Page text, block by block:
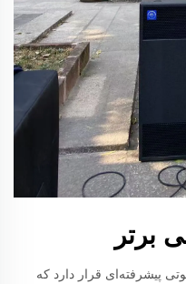
برتر
پیشرفته‌ای قرار دارد که